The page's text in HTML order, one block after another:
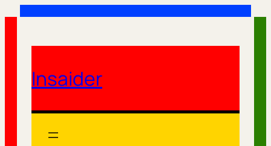
Insaider